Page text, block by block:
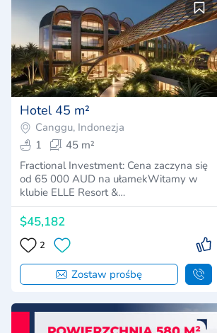
Hotel 45 m²
Canggu, Indonezja
1
45 m²
Fractional Investment: Cena zaczyna się
od 65 000 AUD na ułamekWitamy w
klubie ELLE Resort &…
$45,182
2
Zostaw prośbę